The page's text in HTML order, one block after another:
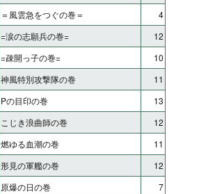
＝風雲急をつぐの巻＝
4
=涙の志願兵の巻=
12
=疎開っ子の巻=
10
神風特別攻撃隊の巻
11
Pの目印の巻
13
こじき浪曲師の巻
12
燃ゆる血潮の巻
11
形見の軍艦の巻
12
原爆の日の巻
7